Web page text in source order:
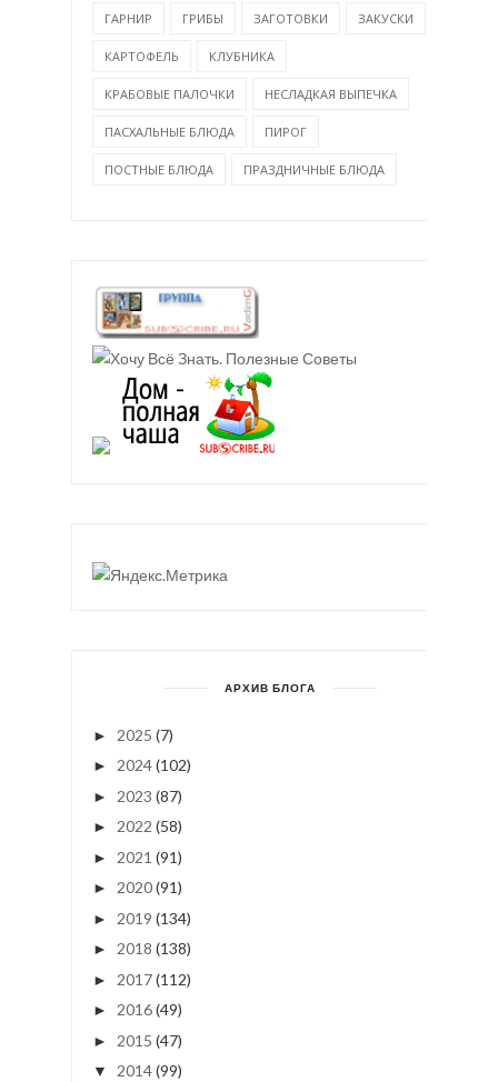
ГАРНИР ГРИБЫ ЗАГОТОВКИ ЗАКУСКИ
КАРТОФЕЛЬ КЛУБНИКА
КРАБОВЫЕ ПАЛОЧКИ НЕСЛАДКАЯ ВЫПЕЧКА
ПАСХАЛЬНЫЕ БЛЮДА ПИРОГ
ПОСТНЫЕ БЛЮДА ПРАЗДНИЧНЫЕ БЛЮДА
АРХИВ БЛОГА
► 2025 (7)
► 2024(102)
► 2023 (87)
► 2022 (58)
► 2021 (91)
► 2020(91)
► 2019 (134)
► 2018 (138)
► 2017(112)
► 2016(49)
► 2015 (47)
▼ 2014(99)